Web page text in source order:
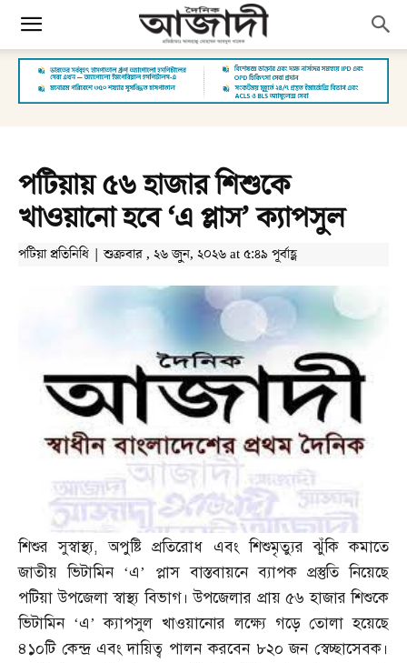
পটিয়ায় ৫৬ হাজার শিশুকে
খাওয়ানো হবে ‘এ প্লাস’ ক্যাপসুল
পটিয়া প্রতিনিধি | শুক্রবার , ২৬ জুন, ২০২৬ at ৫:৪৯ পূর্বাহ্ণ
শিশুর সুস্বাস্থ্য,অপুষ্টি প্রতিরোধ এবং শিশুমৃত্যুর ঝুঁকি কমাতে
জাতীয় ভিটামিন ‘এ’ প্লাস বাস্তবায়নে ব্যাপক প্রস্তুতি নিয়েছে
পটিয়া উপজেলা স্বাস্থ্য বিভাগ। উপজেলার প্রায় ৫৬ হাজার শিশুকে
ভিটামিন ‘এ’ ক্যাপসুল খাওয়ানোর লক্ষ্যে গড়ে তোলা হয়েছে
৪১০টি কেন্দ্র এবং দায়িত্ব পালন করবেন ৮২০ জন স্বেচ্ছাসেবক।